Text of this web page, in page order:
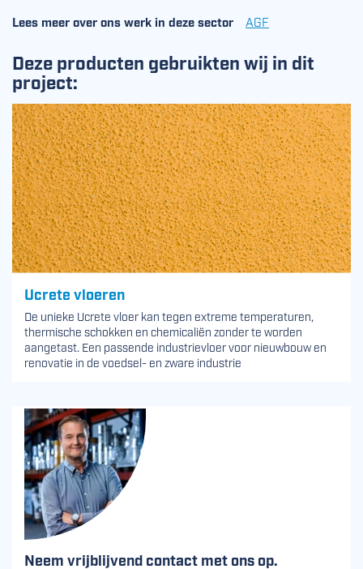
Lees meer over ons werk in deze sector AGF
Deze producten gebruikten wij in dit
project:
Ucrete vloeren
De unieke Ucrete vloer kan tegen extreme temperaturen,
thermische schokken en chemicaliën zonder te worden
aangetast. Een passende industrievloer voor nieuwbouw en
renovatie in de voedsel- en zware industrie
Neem vrijblijvend contact met ons op.